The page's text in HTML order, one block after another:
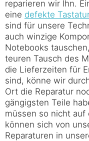
reparieren wir Ihn.
eine defekte
sind für unsere
auch winzige
Notebooks
teuren Tausch des
die Lieferzeiten für
sind, könne wir
Ort die Reparatur
gängigsten Teile
müssen so nicht
können sich von
Reparaturen in